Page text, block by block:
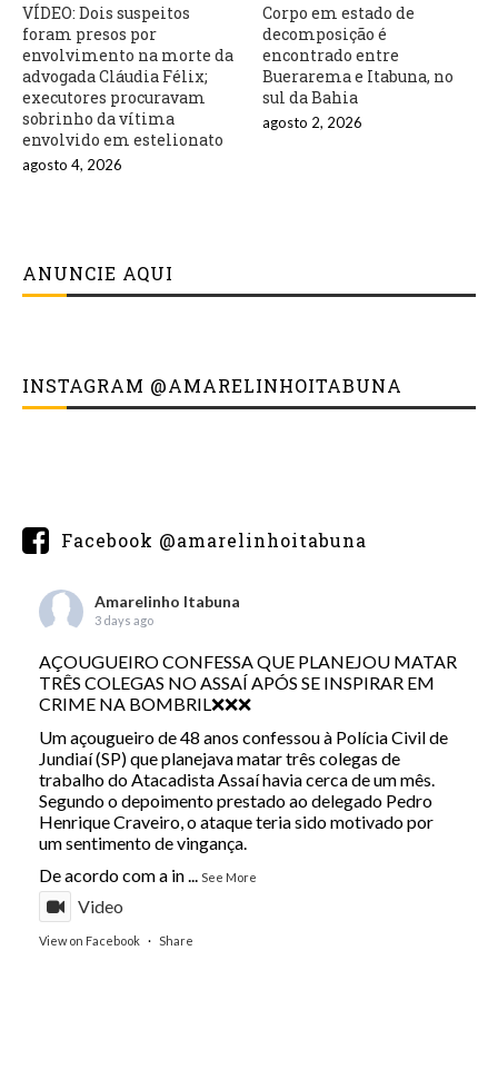
VÍDEO: Dois suspeitos
foram presos por
envolvimento na morte da
advogada Cláudia Félix;
executores procuravam
sobrinho da vítima
envolvido em estelionato
agosto 4, 2026
Corpo em estado de
decomposição é
encontrado entre
Buerarema e Itabuna, no
sul da Bahia
agosto 2, 2026
ANUNCIE AQUI
INSTAGRAM @AMARELINHOITABUNA
Facebook @amarelinhoitabuna
Amarelinho Itabuna
3 days ago
AÇOUGUEIRO CONFESSA QUE PLANEJOU MATAR
TRÊS COLEGAS NO ASSAÍ APÓS SE INSPIRAR EM
CRIME NA BOMBRIL❌❌❌
Um açougueiro de 48 anos confessou à Polícia Civil de
Jundiaí (SP) que planejava matar três colegas de
trabalho do Atacadista Assaí havia cerca de um mês.
Segundo o depoimento prestado ao delegado Pedro
Henrique Craveiro, o ataque teria sido motivado por
um sentimento de vingança.
De acordo com a in
See More
Video
View on Facebook · Share